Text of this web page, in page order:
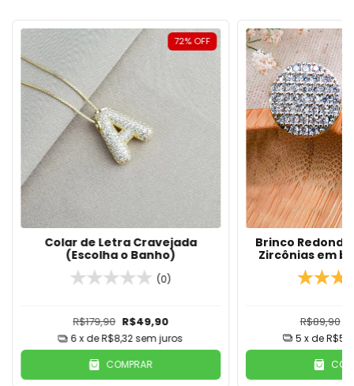
72%OFF
Colar de Letra Cravejada
(Escolha o Banho)
(0)
R$179,90 R$49,90
6 x deR$8,32 sem juros
COMPRAR
Brinco
Zircônias em
R$89,90
5 x de